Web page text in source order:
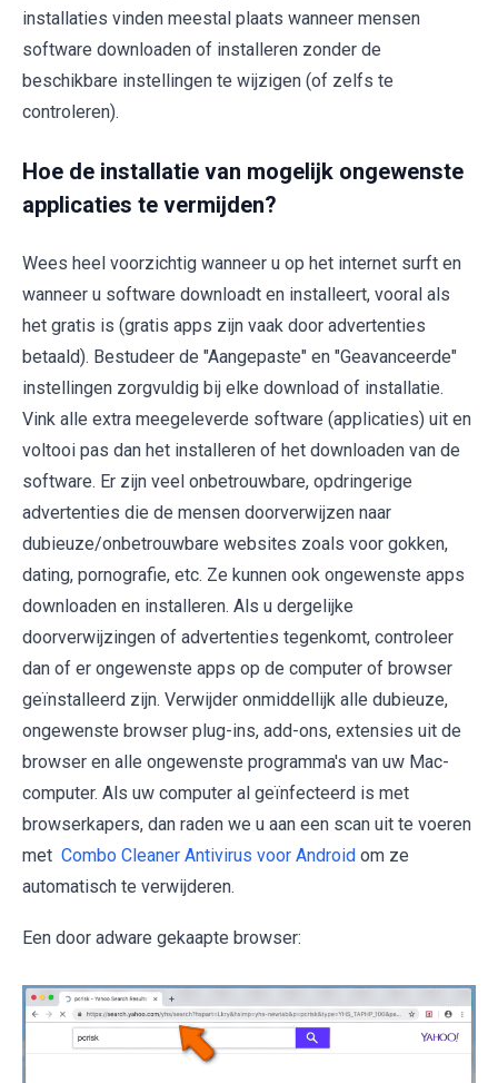
installaties vinden meestal plaats wanneer mensen
software downloaden of installeren zonder de
beschikbare instellingen te wijzigen (of zelfs te
controleren).
Hoe de installatie van mogelijk ongewenste
applicaties te vermijden?
Wees heel voorzichtig wanneer u op het internet surft en
wanneer u software downloadt en installeert, vooral als
het gratis is (gratis apps zijn vaak door advertenties
betaald). Bestudeer de "Aangepaste" en "Geavanceerde"
instellingen zorgvuldig bij elke download of installatie.
Vink alle extra meegeleverde software (applicaties) uit en
voltooi pas dan het installeren of het downloaden van de
software. Er zijn veel onbetrouwbare, opdringerige
advertenties die de mensen doorverwijzen naar
dubieuze/onbetrouwbare websites zoals voor gokken,
dating, pornografie, etc. Ze kunnen ook ongewenste apps
downloaden en installeren. Als u dergelijke
doorverwijzingen of advertenties tegenkomt, controleer
dan of er ongewenste apps op de computer of browser
geïnstalleerd zijn. Verwijder onmiddellijk alle dubieuze,
ongewenste browser plug-ins, add-ons, extensies uit de
browser en alle ongewenste programma's van uw Mac-
computer. Als uw computer al geïnfecteerd is met
browserkapers, dan raden we u aan een scan uit te voeren
met Combo Cleaner Antivirus voor Android om ze
automatisch te verwijderen.
Een door adware gekaapte browser: